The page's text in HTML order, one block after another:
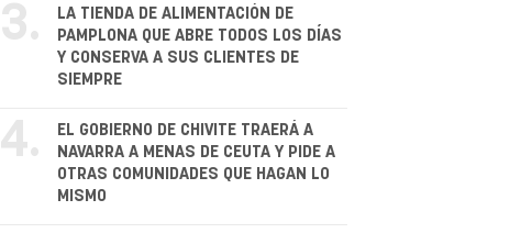
3.
LA TIENDA DE ALIMENTACIÓN DE
PAMPLONA QUE ABRE TODOS LOS DÍAS
Y CONSERVA A SUS CLIENTES DE
SIEMPRE
4.
EL GOBIERNO DE CHIVITE TRAERÁ A
NAVARRA A MENAS DE CEUTA Y PIDE A
OTRAS COMUNIDADES QUE HAGAN LO
MISMO